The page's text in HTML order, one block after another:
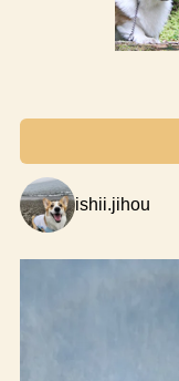
ishii.jihou